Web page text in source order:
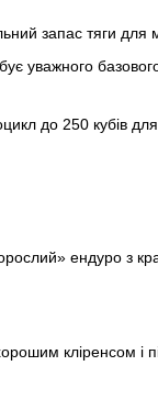
запас тяги для
уважного
до 250 кубів
ендуро з
кліренсом і